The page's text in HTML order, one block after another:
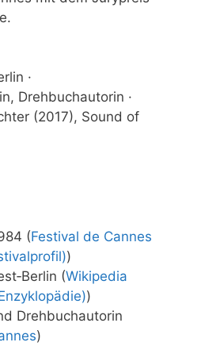
·
Drehbuchautorin ·
(2017), Sound of
(Festival de Cannes
)
(Wikipedia
)
Drehbuchautorin
)